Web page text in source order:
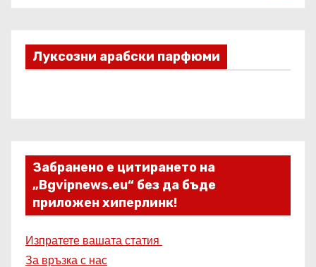
Луксозни арабски парфюми
Забранено е цитирането на
„Bgvipnews.eu“ без да бъде
приложен хиперлинк!
Изпратете вашата статия
За връзка с нас